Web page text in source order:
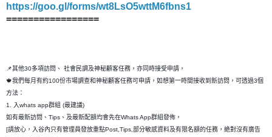
https://goo.gl/forms/wt8LsO5wttM6fbns1
=================
📌其他30多項訪問、 社會民調及神秘顧客任務，亦同時接受申請，
🍁我們每月有約100份市場調查和神秘顧客任務可申請，如想第一時間接收到新訪問，可透過3個
方法：
1. 入whats app群組 (最建議)
如有最新訪問、Tips、及最新配額均會先在Whats App群組發佈，
[請放心，入谷內只有管理員發放重點Post,Tips,部分敏感資料及有限名額的任務，絶對沒有廣告